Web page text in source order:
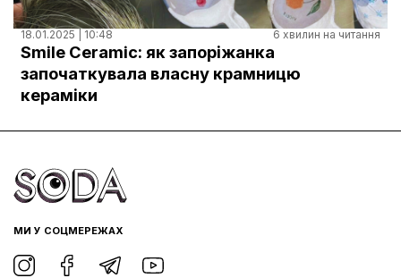
18.01.2025 | 10:48 6 хвилин на читання
Smile Ceramic: як запоріжанка
започаткувала власну крамницю
кераміки
МИ У СОЦМЕРЕЖАХ